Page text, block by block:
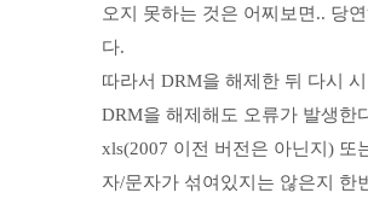
오지 못하는 것은 어찌보면.. 당
다.
따라서 DRM을 해제한 뒤 다시
DRM을 해제해도 오류가 발생한
xls(2007 이전 버전은 아닌지) 또
자/문자가 섞여있지는 않은지 한